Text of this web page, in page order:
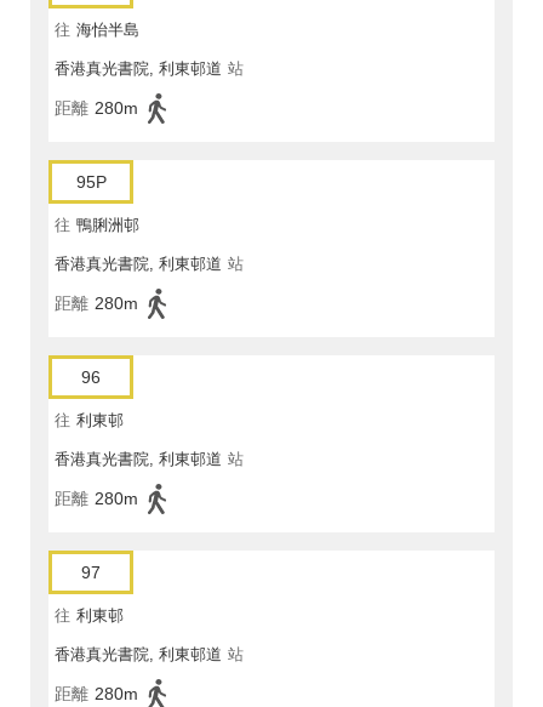
往 海怡半島
香港真光書院, 利東邨道 站
距離 280m
95P
往 鴨脷洲邨
香港真光書院, 利東邨道 站
距離 280m
96
往 利東邨
香港真光書院, 利東邨道 站
距離 280m
97
往 利東邨
香港真光書院, 利東邨道 站
距離 280m